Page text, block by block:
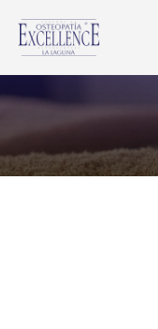
contenido